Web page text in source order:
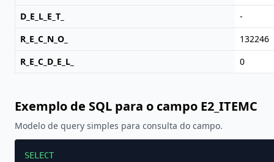
D_E_L_E_T_
-
R_E_C_N_O_
132246
R_E_C_D_E_L_
0
Exemplo de SQL para o campo E2_ITEMC
Modelo de query simples para consulta do campo.
SELECT